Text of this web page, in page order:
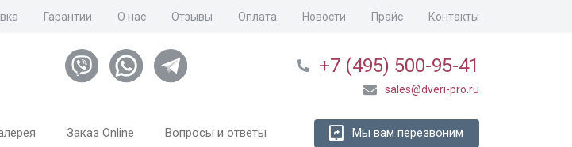
Гарантии О нас Отзывы Оплата Новости Прайс Контакты
+7 (495) 500-95-41
sales@dveri-pro.ru
Заказ Online Вопросы и ответы Мы вам перезвоним